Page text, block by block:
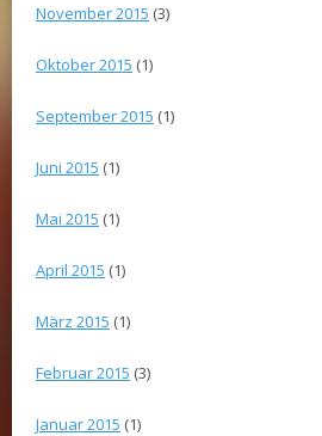
November 2015 (3)
Oktober 2015 (1)
September 2015 (1)
Juni 2015 (1)
Mai 2015 (1)
April 2015 (1)
März 2015 (1)
Februar 2015 (3)
Januar 2015 (1)